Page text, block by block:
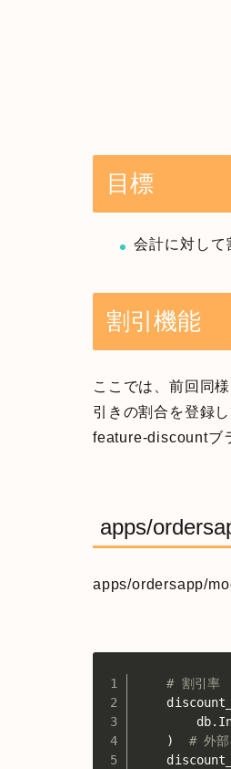
目標
会計に対して
割引機能
ここでは、前回同
引きの割合を登録
feature-discountブ
apps/
apps/ordersapp/
# 割引率
        db
.
)
# 外部